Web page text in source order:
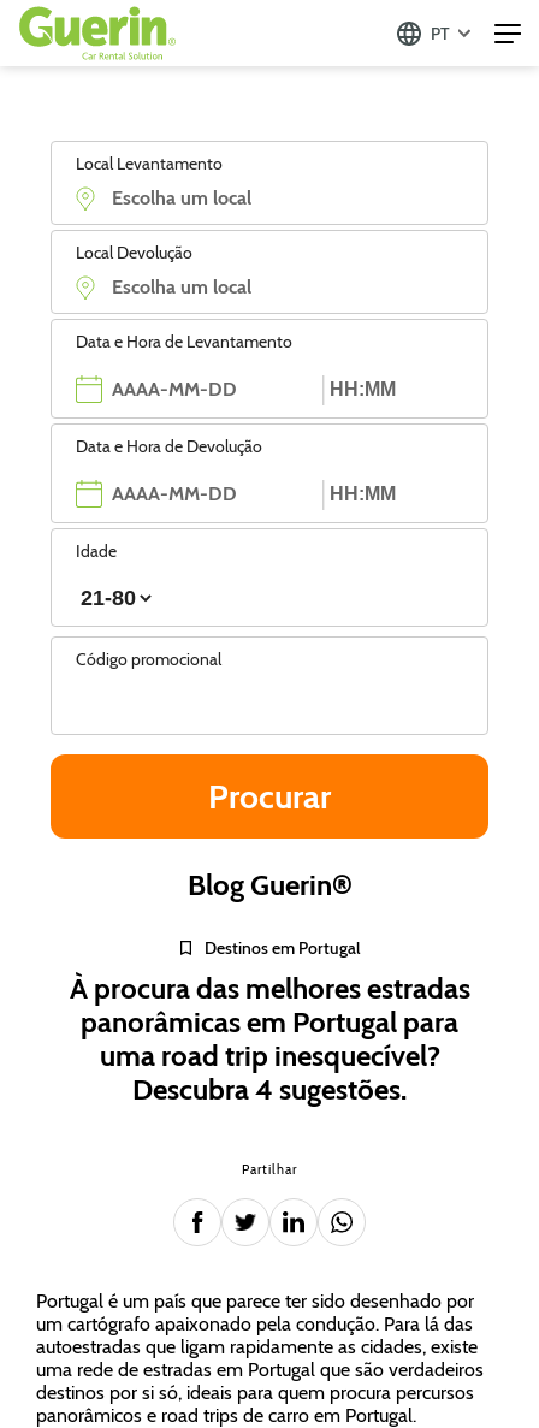
PT
Local Levantamento
Local Devolução
Data e Hora de Levantamento
Data e Hora de Devolução
Idade
Código promocional
Blog Guerin®
Destinos em Portugal
À procura das melhores estradas
panorâmicas em Portugal para
uma road trip inesquecível?
Descubra 4 sugestões.
Partilhar
Portugal é um país que parece ter sido desenhado por
um cartógrafo apaixonado pela condução. Para lá das
autoestradas que ligam rapidamente as cidades, existe
uma rede de estradas em Portugal que são verdadeiros
destinos por si só, ideais para quem procura percursos
panorâmicos e road trips de carro em Portugal.